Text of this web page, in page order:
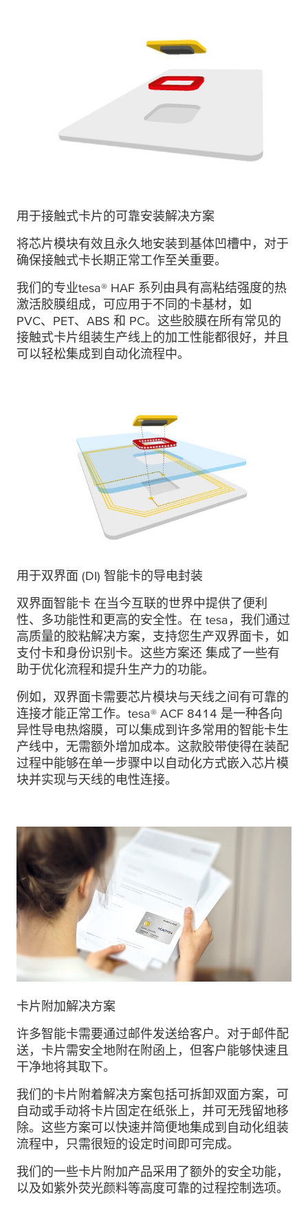
用于接触式卡片的可靠安装解决方案
将芯片模块有效且永久地安装到基体凹槽中，对于
确保接触式卡长期正常工作至关重要。
我们的专业tesa® HAF 系列由具有高粘结强度的热
激活胶膜组成，可应用于不同的卡基材，如
PVC、PET、ABS 和 PC。这些胶膜在所有常见的
接触式卡片组装生产线上的加工性能都很好，并且
可以轻松集成到自动化流程中。
用于双界面 (DI) 智能卡的导电封装
双界面智能卡 在当今互联的世界中提供了便利
性、多功能性和更高的安全性。在 tesa，我们通过
高质量的胶粘解决方案，支持您生产双界面卡，如
支付卡和身份识别卡。这些方案还 集成了一些有
助于优化流程和提升生产力的功能。
例如，双界面卡需要芯片模块与天线之间有可靠的
连接才能正常工作。 tesa® ACF 8414 是一种各向
异性导电热熔膜，可以集成到许多常用的智能卡生
产线中，无需额外增加成本。这款胶带使得在装配
过程中能够在单一步骤中以自动化方式嵌入芯片模
块并实现与天线的电性连接。
卡片附加解决方案
许多智能卡需要通过邮件发送给客户。对于邮件配
送，卡片需安全地附在附函上，但客户能够快速且
干净地将其取下。
我们的卡片附着解决方案包括可拆卸双面方案，可
自动或手动将卡片固定在纸张上，并可无残留地移
除。这些方案可以快速并简便地集成到自动化组装
流程中，只需很短的设定时间即可完成。
我们的一些卡片附加产品采用了额外的安全功能，
以及如紫外荧光颜料等高度可靠的过程控制选项。